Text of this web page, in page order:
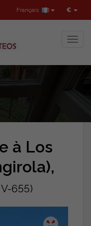
€
Français
à Los
655)